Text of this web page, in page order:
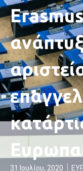
31 Ιουλίου, 2020